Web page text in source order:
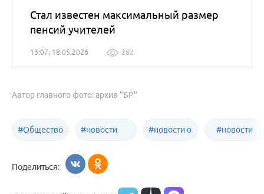
Стал известен максимальный размер
пенсий учителей
13:07, 18.05.2026 282
Автор главного фото: архив "БР"
#Общество #новости
образования
#новости о #новости
Поделиться: